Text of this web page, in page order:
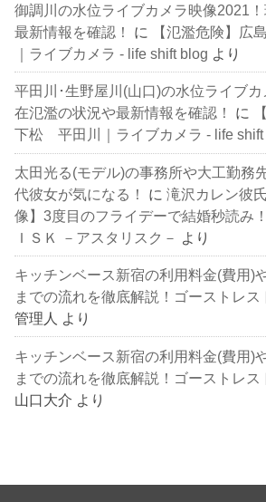
御調川の水位ライブカメラ映像2021
最新情報を確認！
に
【氾濫危険】
｜ライブカメラ - life shift blog より
平田川･生野屋川(山口)の水位ライブ
在氾濫の状況や最新情報を確認！
に
下松 平田川｜ライブカメラ - life shift
太田光る(モデル)の事務所や大工勤務
代彼女が気になる！
に滝沢カレン彼
像】3度目のフライデーで結婚秒読み
ＩＳＫ －アスタリスク－ より
キッチンベース新宿の利用料金(費用)
までの流れを徹底解説！ゴーストレス
管理人 より
キッチンベース新宿の利用料金(費用)
までの流れを徹底解説！ゴーストレス
山口大介 より